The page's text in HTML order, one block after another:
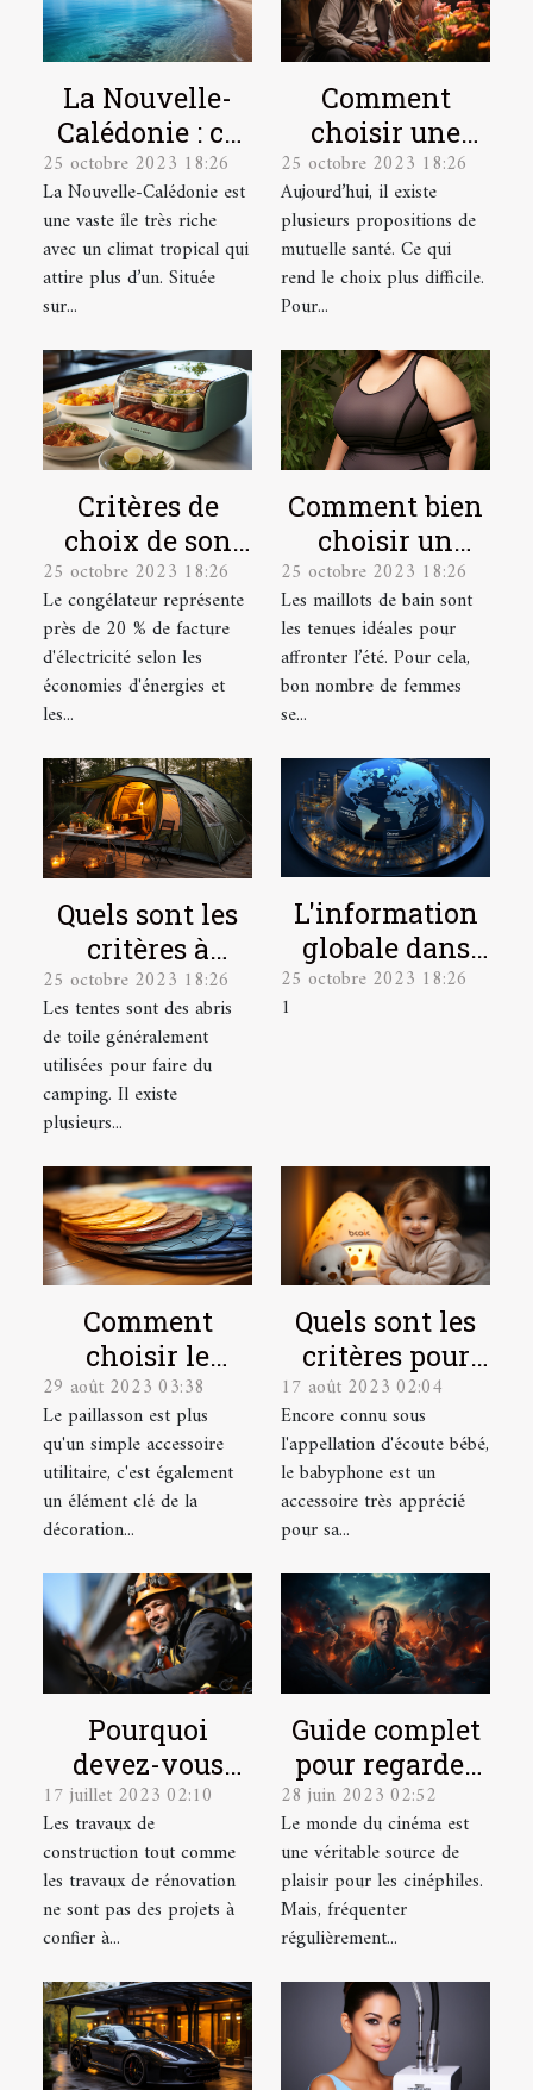
La Nouvelle-
Calédonie : ce
qu’il faut
comprendre !
25 octobre 2023 18:26
La Nouvelle-Calédonie est
une vaste île très riche
avec un climat tropical qui
attire plus d’un. Située
sur...
Comment
choisir une
mutuelle santé
pour une
personne
âgée ?
25 octobre 2023 18:26
Aujourd’hui, il existe
plusieurs propositions de
mutuelle santé. Ce qui
rend le choix plus difficile.
Pour...
Critères de
choix de son
congélateur
25 octobre 2023 18:26
Le congélateur représente
près de 20 % de facture
d'électricité selon les
économies d'énergies et
les...
Comment bien
choisir un
maillot de bain
de grande
taille ?
25 octobre 2023 18:26
Les maillots de bain sont
les tenues idéales pour
affronter l’été. Pour cela,
bon nombre de femmes
se...
Quels sont les
critères à
prendre en
compte pour
bien choisir
une tente de
camping ?
25 octobre 2023 18:26
Les tentes sont des abris
de toile généralement
utilisées pour faire du
camping. Il existe
plusieurs...
L'information
globale dans
une seule
25 octobre 2023 18:26
1
Comment
choisir le
paillasson sur
mesure parfait
pour votre
intérieur et
extérieur
29 août 2023 03:38
Le paillasson est plus
qu'un simple accessoire
utilitaire, c'est également
un élément clé de la
décoration...
Quels sont les
critères pour
choisir le
meilleur
babyphone
vidéo ?
17 août 2023 02:04
Encore connu sous
l'appellation d'écoute bébé,
le babyphone est un
accessoire très apprécié
pour sa...
Pourquoi
devez-vous
faire appel à
des cordistes
pour vos
travaux en
hauteur ?
17 juillet 2023 02:10
Les travaux de
construction tout comme
les travaux de rénovation
ne sont pas des projets à
confier à...
Guide complet
pour regarder
des films
gratuitement
en ligne
28 juin 2023 02:52
Le monde du cinéma est
une véritable source de
plaisir pour les cinéphiles.
Mais, fréquenter
régulièrement...